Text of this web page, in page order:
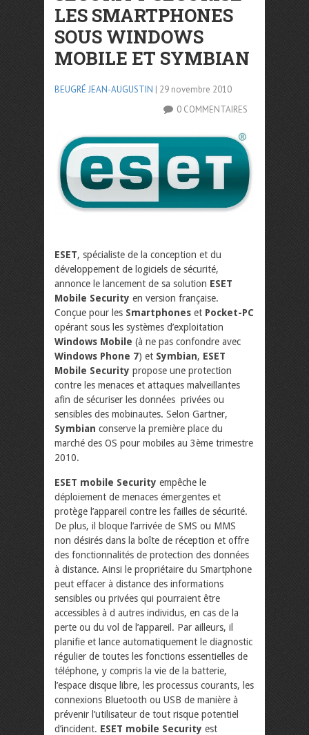
LES SMARTPHONES
SOUS WINDOWS
MOBILE ET SYMBIAN
BEUGRÉ JEAN-AUGUSTIN | 29 novembre 2010
0 COMMENTAIRES
ESET, spécialiste de la conception et du
développement de logiciels de sécurité,
annonce le lancement de sa solution ESET
Mobile Security en version française.
Conçue pour les Smartphones et Pocket-PC
opérant sous les systèmes d’exploitation
Windows Mobile (à ne pas confondre avec
Windows Phone 7) et Symbian, ESET
Mobile Security propose une protection
contre les menaces et attaques malveillantes
afin de sécuriser les données privées ou
sensibles des mobinautes. Selon Gartner,
Symbian conserve la première place du
marché des OS pour mobiles au 3ème trimestre
2010.
ESET mobile Security empêche le
déploiement de menaces émergentes et
protège l’appareil contre les failles de sécurité.
De plus, il bloque l’arrivée de SMS ou MMS
non désirés dans la boîte de réception et offre
des fonctionnalités de protection des données
à distance. Ainsi le propriétaire du Smartphone
peut effacer à distance des informations
sensibles ou privées qui pourraient être
accessibles à d autres individus, en cas de la
perte ou du vol de l’appareil. Par ailleurs, il
planifie et lance automatiquement le diagnostic
régulier de toutes les fonctions essentielles de
téléphone, y compris la vie de la batterie,
l’espace disque libre, les processus courants, les
connexions Bluetooth ou USB de manière à
prévenir l’utilisateur de tout risque potentiel
d’incident. ESET mobile Security est